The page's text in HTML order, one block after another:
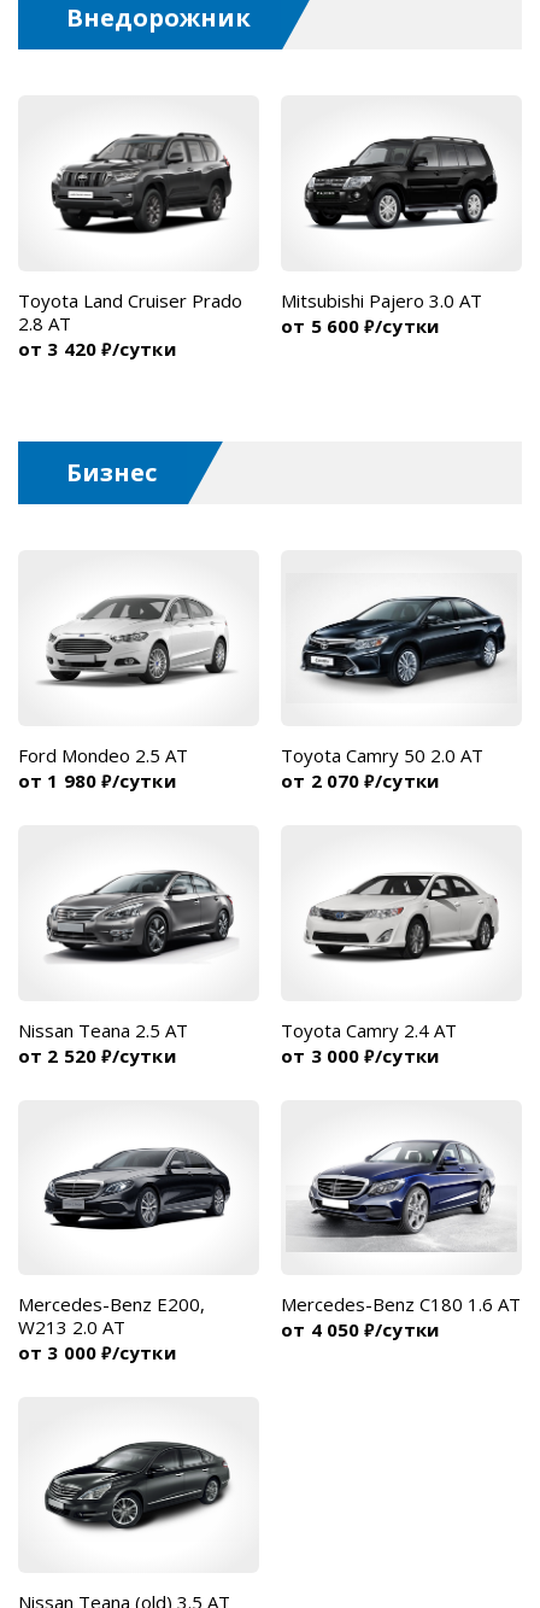
Внедорожник
Toyota Land Cruiser Prado
2.8 AT
от 3 420 ₽/сутки
Mitsubishi Pajero 3.0 AT
от 5 600₽/сутки
Бизнес
Ford Mondeo 2.5 AT
от 1 980 ₽/сутки
Toyota Camry 50 2.0 AT
от 2 070₽/сутки
Nissan Teana 2.5 AT
от 2 520 ₽/сутки
Toyota Camry 2.4 AT
от 3 000₽/сутки
Mercedes-Benz E200,
W213 2.0 AT
от 3 000 ₽/сутки
Mercedes-Benz C180 1.6 AT
от 4 050₽/сутки
Nissan Teana (old) 3.5 AT